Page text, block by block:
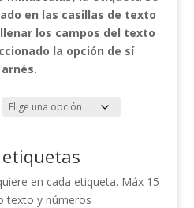
en las casillas de texto
los campos del texto
la opción de sí
en cada etiqueta. Máx 15
texto y números